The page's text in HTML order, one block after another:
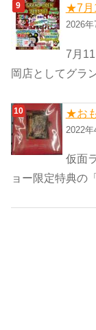
★7月
2026
7月
岡店としてグラ
★お
2022
仮面
ョー限定特典の